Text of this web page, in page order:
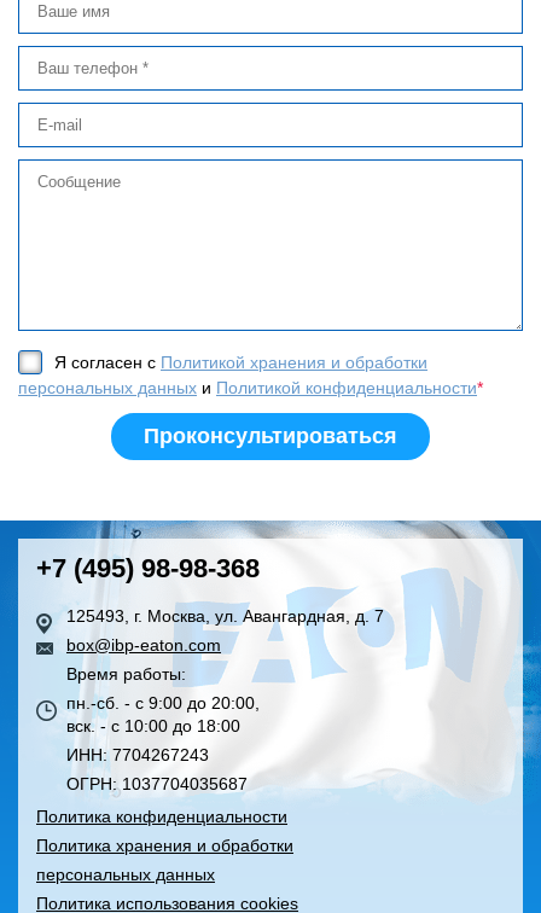
Я согласен с Политикой хранения и обработки
персональных данных и Политикой конфиденциальности*
+7 (495) 98-98-368
125493, г. Москва, ул. Авангардная, д. 7
box@ibp-eaton.com
Время работы:
пн.-сб. - с 9:00 до 20:00,
вск. - с 10:00 до 18:00
ИНН: 7704267243
ОГРН: 1037704035687
Политика конфиденциальности
Политика хранения и обработки
персональных данных
Политика использования cookies